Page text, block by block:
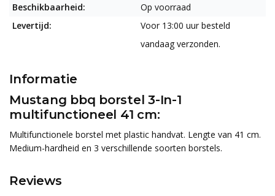
Beschikbaarheid:
Op voorraad
Levertijd:
Voor 13:00 uur besteld
vandaag verzonden.
Informatie
Mustang bbq borstel 3-In-1
multifunctioneel 41 cm:
Multifunctionele borstel met plastic handvat. Lengte van 41 cm.
Medium-hardheid en 3 verschillende soorten borstels.
Reviews